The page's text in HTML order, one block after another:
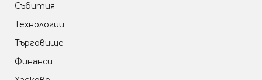
Събития
Технологии
Търговище
Финанси